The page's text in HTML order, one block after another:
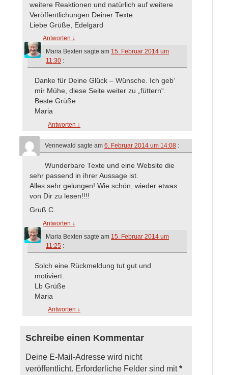
weitere Reaktionen und natürlich auf weitere
Veröffentlichungen Deiner Texte.
Liebe Grüße, Edelgard
Antworten ↓
Maria Bexten sagte am 15. Februar 2014 um
11:30 :
Danke für Deine Glück – Wünsche. Ich geb‘
mir Mühe, diese Seite weiter zu „füttern“.
Beste Grüße
Maria
Antworten ↓
Vennewald sagte am 6. Februar 2014 um 14:08 :
Wunderbare Texte und eine Website die
sehr passend in ihrer Aussage ist.
Alles sehr gelungen! Wie schön, wieder etwas
von Dir zu lesen!!!!
Gruß C.
Antworten ↓
Maria Bexten sagte am 15. Februar 2014 um
11:25 :
Solch eine Rückmeldung tut gut und
motiviert.
Lb Grüße
Maria
Antworten ↓
Schreibe einen Kommentar
Deine E-Mail-Adresse wird nicht
veröffentlicht. Erforderliche Felder sind mit*